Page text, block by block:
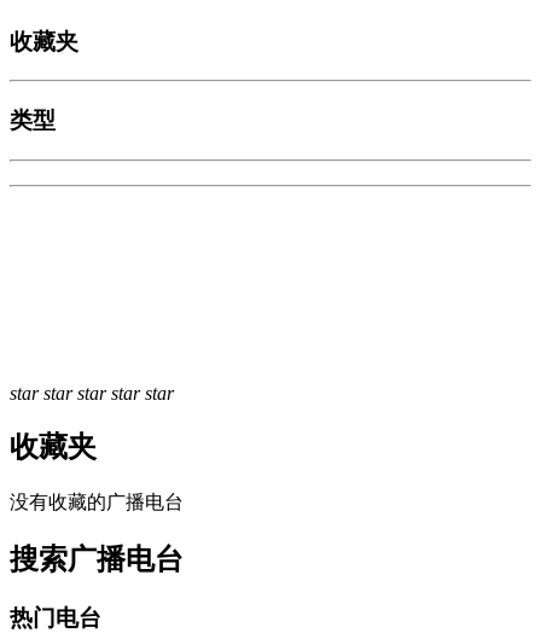
收藏夹
类型
star star star star star
收藏夹
没有收藏的广播电台
搜索广播电台
热门电台